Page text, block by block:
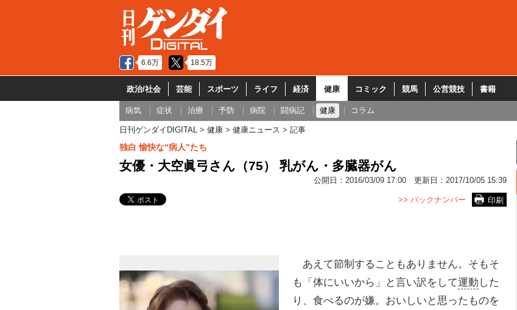
6.6万 18.5万
政治/社会 芸能 スポーツ ライフ 経済 健康 コミック 競馬 公営競技 書籍
病気 症状 治療 予防 病院 闘病記 健康 コラム
日刊ゲンダイDIGITAL 健康 健康ニュース 記事
独白 愉快な“病人”たち
女優・大空眞弓さん（75） 乳がん・多臓器がん
公開日： 2016/03/09 17:00 更新日： 2017/10/05 15:39
印刷
>> バックナンバー
あえて節制することもありません。そもそ
も「体にいいから」と言い訳をして運動 した
り、食べるのが嫌。おいしいと思ったものを